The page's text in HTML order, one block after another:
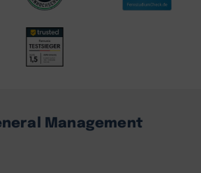
Management